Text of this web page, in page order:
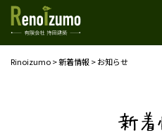
Rinoizumo>新着情報>お知らせ
新着